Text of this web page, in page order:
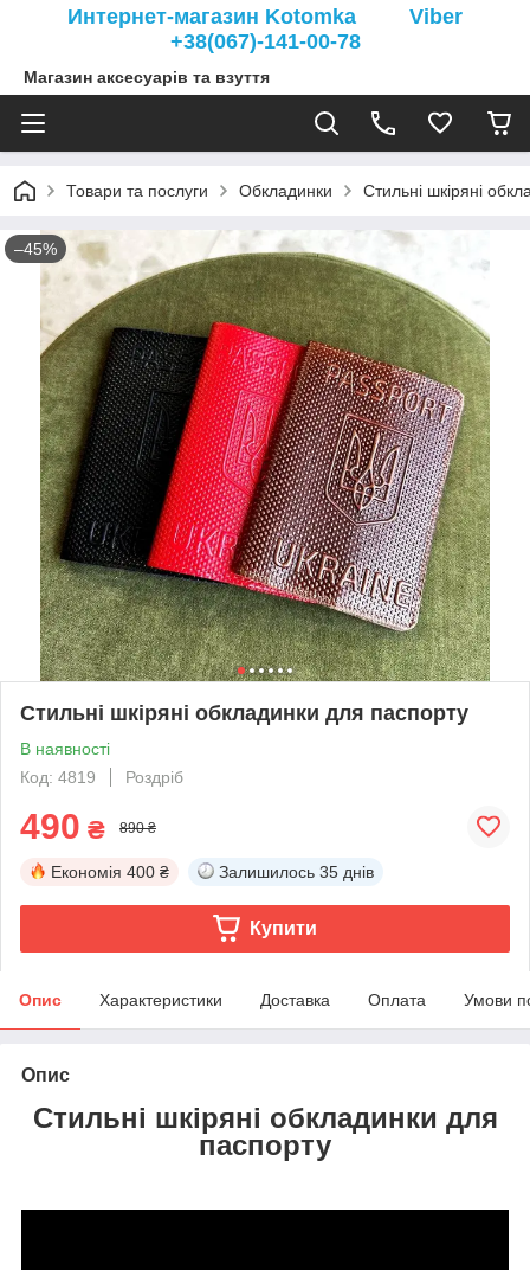
Интернет-магазин Kotomka Viber
+38(067)-141-00-78
Магазин аксесуарів та взуття
Товари та послуги Обкладинки Стильні шкіряні
–45%
Стильні шкіряні обкладинки для паспорту
В наявності
Код: 4819
Роздріб
490 ₴ 890 ₴
Економія 400 ₴ Залишилось 35 днів
Купити
Опис Характеристики Доставка Оплата Умови
Опис
Стильні шкіряні обкладинки для
паспорту